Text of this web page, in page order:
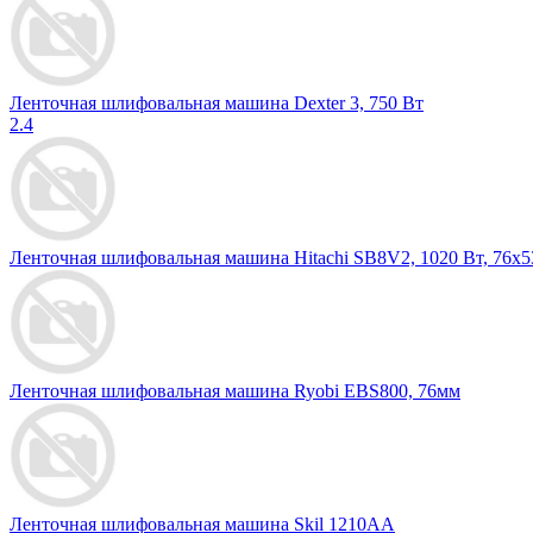
Ленточная шлифовальная машина Dexter 3, 750 Вт
2.4
Ленточная шлифовальная машина Hitachi SB8V2, 1020 Вт,
Ленточная шлифовальная машина Ryobi EBS800, 76мм
Ленточная шлифовальная машина Skil 1210AA